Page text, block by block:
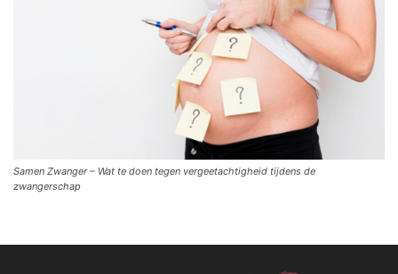
Samen Zwanger – Wat te doen tegen vergeetachtigheid tijdens de
zwangerschap